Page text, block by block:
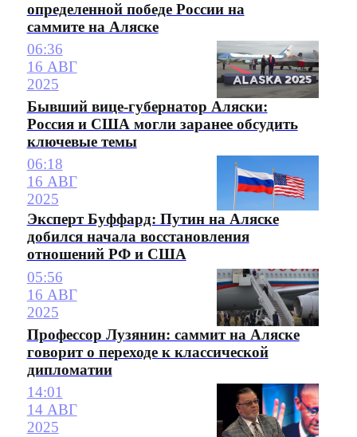
определенной победе России на
саммите на Аляске
06:36
16 АВГ
2025
Бывший вице-губернатор Аляски:
Россия и США могли заранее обсудить
ключевые темы
06:18
16 АВГ
2025
Эксперт Буффард: Путин на Аляске
добился начала восстановления
отношений РФ и США
05:56
16 АВГ
2025
Профессор Лузянин: саммит на Аляске
говорит о переходе к классической
дипломатии
14:01
14 АВГ
2025